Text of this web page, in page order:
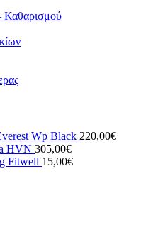
Καθαρισμού
Wp Black 220,00€
HVN 305,00€
Fitwell 15,00€